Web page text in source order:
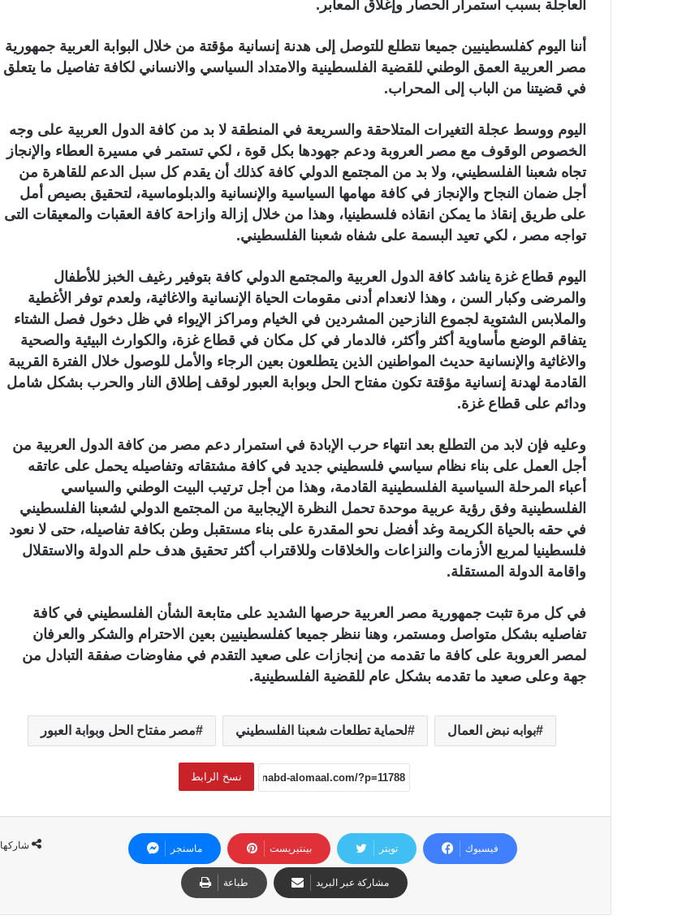
و
ي
ا
العاجلة بسبب استمرار الحصار وإغلاق المعابر.
أننا اليوم كفلسطينيين جميعا نتطلع للتوصل إلى هدنة إنسانية مؤقتة من خلال البوابة العربية جمهورية
مصر العربية العمق الوطني للقضية الفلسطينية والامتداد السياسي والانساني لكافة تفاصيل ما يتعلق
في قضيتنا من الباب إلى المحراب.
اليوم ووسط عجلة التغيرات المتلاحقة والسريعة في المنطقة لا بد من كافة الدول العربية على وجه
الخصوص الوقوف مع مصر العروبة ودعم جهودها بكل قوة ، لكي تستمر في مسيرة العطاء والإنجاز
تجاه شعبنا الفلسطيني، ولا بد من المجتمع الدولي كافة كذلك أن يقدم كل سبل الدعم للقاهرة من
أجل ضمان النجاح والإنجاز في كافة مهامها السياسية والإنسانية والدبلوماسية، لتحقيق بصيص أمل
على طريق إنقاذ ما يمكن انقاذه فلسطينيا، وهذا من خلال إزالة وازاحة كافة العقبات والمعيقات التى
تواجه مصر ، لكي تعيد البسمة على شفاه شعبنا الفلسطيني.
اليوم قطاع غزة يناشد كافة الدول العربية والمجتمع الدولي كافة بتوفير رغيف الخبز للأطفال
والمرضى وكبار السن ، وهذا لانعدام أدنى مقومات الحياة الإنسانية والاغاثية، ولعدم توفر الأغطية
والملابس الشتوية لجموع النازحين المشردين في الخيام ومراكز الإيواء في ظل دخول فصل الشتاء
يتفاقم الوضع مأساوية أكثر وأكثر، فالدمار في كل مكان في قطاع غزة، والكوارث البيئية والصحية
والاغاثية والإنسانية حديث المواطنين الذين يتطلعون بعين الرجاء والأمل للوصول خلال الفترة القريبة
القادمة لهدنة إنسانية مؤقتة تكون مفتاح الحل وبوابة العبور لوقف إطلاق النار والحرب بشكل شامل
ودائم على قطاع غزة.
وعليه فإن لابد من التطلع بعد انتهاء حرب الإبادة في استمرار دعم مصر من كافة الدول العربية من
أجل العمل على بناء نظام سياسي فلسطيني جديد في كافة مشتقاته وتفاصيله يحمل على عاتقه
أعباء المرحلة السياسية الفلسطينية القادمة، وهذا من أجل ترتيب البيت الوطني والسياسي
الفلسطينية وفق رؤية عربية موحدة تحمل النظرة الإيجابية من المجتمع الدولي لشعبنا الفلسطيني
في حقه بالحياة الكريمة وغد أفضل نحو المقدرة على بناء مستقبل وطن بكافة تفاصيله، حتى لا نعود
فلسطينيا لمربع الأزمات والنزاعات والخلاقات وللاقتراب أكثر تحقيق هدف حلم الدولة والاستقلال
واقامة الدولة المستقلة.
في كل مرة تثبت جمهورية مصر العربية حرصها الشديد على متابعة الشأن الفلسطيني في كافة
تفاصليه بشكل متواصل ومستمر، وهنا ننظر جميعا كفلسطينيين بعين الاحترام والشكر والعرفان
لمصر العروبة على كافة ما تقدمه من إنجازات على صعيد التقدم في مفاوضات صفقة التبادل من
جهة وعلى صعيد ما تقدمه بشكل عام للقضية الفلسطينية.
بوابه نبض العمال لحماية تطلعات شعبنا الفلسطيني مصر مفتاح الحل وبوابة العبور
نسخ الرابط
شاركها فيسبوك تويتر بينتيريست ماسنجر
مشاركة عبر البريد طباعة